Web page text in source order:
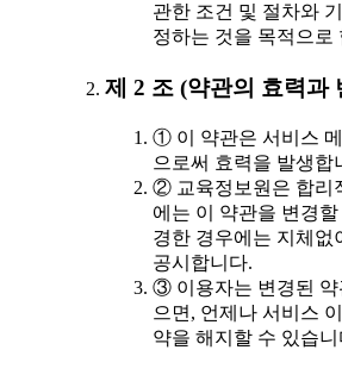
관한 조건 및 절차와
정하는 것을 목적으로
제 2 조 (약관의 효력과
① 이 약관은 서비스
으로써 효력을 발생합
② 교육정보원은 합리
에는 이 약관을 변경
경한 경우에는 지체없
공시합니다.
③ 이용자는 변경된 약
으면, 언제나 서비스
약을 해지할 수 있습니